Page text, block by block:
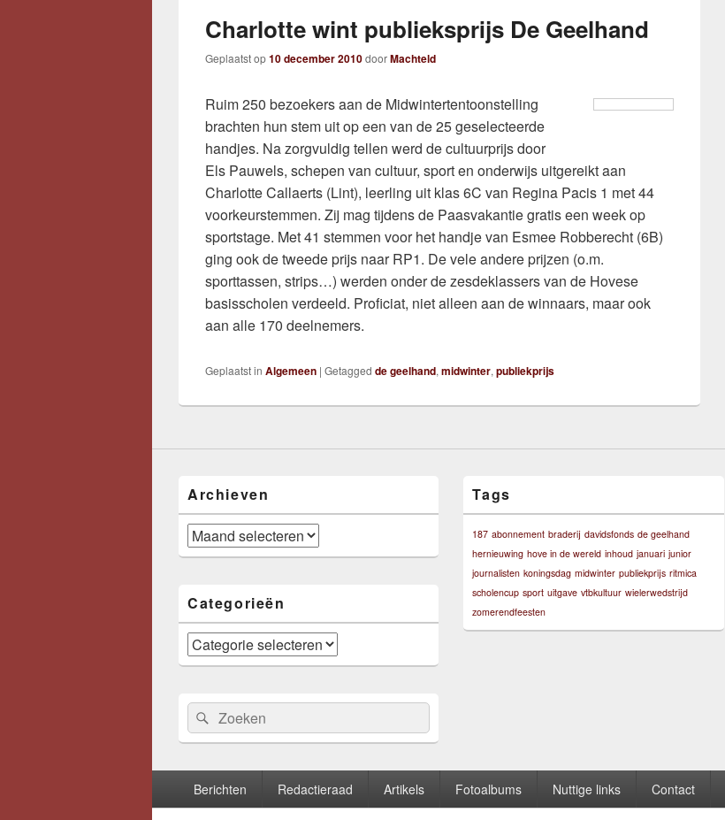
Charlotte wint publieksprijs De Geelhand
Geplaatst op10 december 2010doorMachteld
Ruim 250 bezoekers aan de Midwintertentoonstelling
brachten hun stem uit op een van de 25 geselecteerde
handjes. Na zorgvuldig tellen werd de cultuurprijs door
Els Pauwels, schepen van cultuur, sport en onderwijs uitgereikt aan
Charlotte Callaerts (Lint), leerling uit klas 6C van Regina Pacis 1 met 44
voorkeurstemmen. Zij mag tijdens de Paasvakantie gratis een week op
sportstage. Met 41 stemmen voor het handje van Esmee Robberecht (6B)
ging ook de tweede prijs naar RP1. De vele andere prijzen (o.m.
sporttassen, strips…) werden onder de zesdeklassers van de Hovese
basisscholen verdeeld. Proficiat, niet alleen aan de winnaars, maar ook
aan alle 170 deelnemers.
Geplaatst in Algemeen | Getagged de geelhand, midwinter, publiekprijs
Archieven
Archieven
Categorieën
Categorieën
Zoeken
naar:
Zoeken
Tags
187 abonnement braderij davidsfonds de geelhand
hernieuwing hove in de wereld inhoud januari junior
journalisten koningsdag midwinter publiekprijs ritmica
scholencup sport uitgave vtbkultuur wielerwedstrijd
zomerendfeesten
Berichten Redactieraad Artikels Fotoalbums Nuttige links Contact